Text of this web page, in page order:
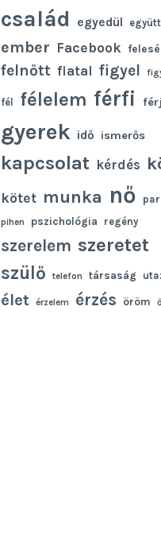
család egyedül együtt
ember Facebook
felnőtt fiatal figyel
fél félelem férfi férj
gyerek idő ismerős
kapcsolat kérdés
kötet munka nő
pihen pszichológia regény
szerelem szeretet
szülő telefon társaság
élet érzelem érzés öröm